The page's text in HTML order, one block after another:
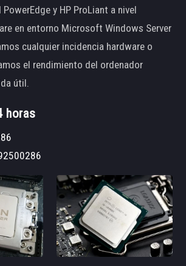
y HP ProLiant a nivel
en entorno Microsoft Windows Server
cualquier incidencia hardware o
el rendimiento del ordenador
útil.
horas